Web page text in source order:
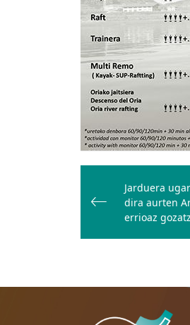
zehar
nabigatu
Jarduera
dira aurten
errioaz